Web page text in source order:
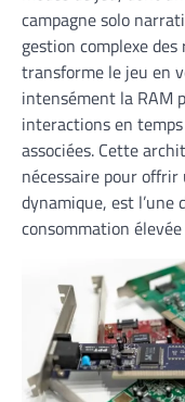
campagne solo
gestion complexe
transforme le jeu en
intensément la RAM
interactions en
associées. Cette
nécessaire pour
dynamique, est l’une
consommation